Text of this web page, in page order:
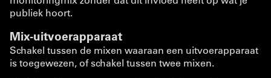
publiek hoort.
Mix-uitvoerapparaat
Schakel tussen de mixen waaraan een uitvoerapparaat
is toegewezen, of schakel tussen twee mixen.